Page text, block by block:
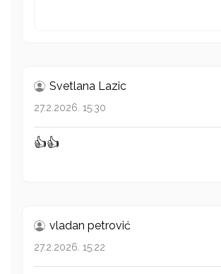
Svetlana Lazic
27.2.2026. 15:30
👍👍
vladan petrović
27.2.2026. 15:22